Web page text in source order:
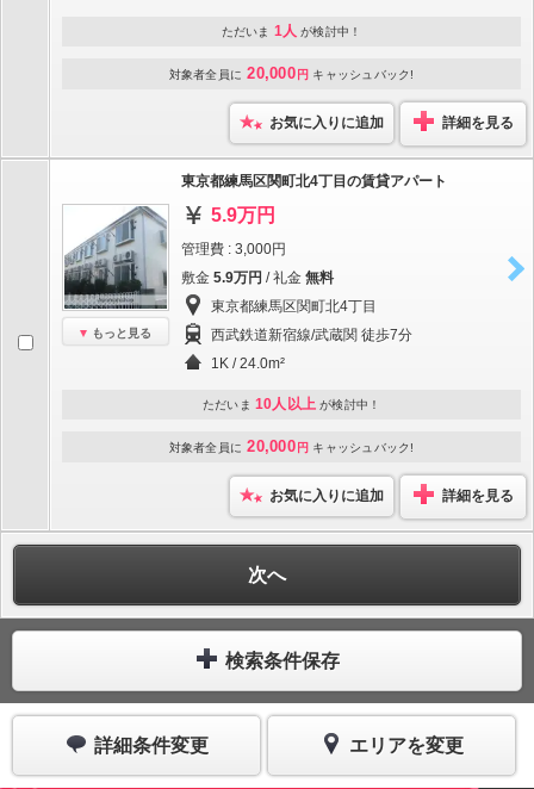
ただいま 1人 が検討中！
対象者全員に 20,000 円 キャッシュバック!
お気に入りに追加 詳細を見る
もっと見る
東京都練馬区関町北4丁目の賃貸アパート
5.9万円
管理費 : 3,000円
敷金 5.9万円 / 礼金 無料
東京都練馬区関町北4丁目
西武鉄道新宿線/武蔵関 徒歩7分
1K / 24.0m²
ただいま 10人以上 が検討中！
対象者全員に 20,000 円 キャッシュバック!
お気に入りに追加 詳細を見る
次へ
検索条件保存
詳細条件変更 エリアを変更